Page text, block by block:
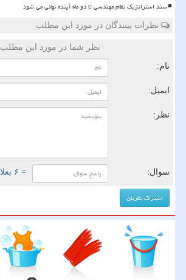
سند استراتژیک نظام مهندسی تا دو ماه آینده نهائی می شود
نظرات بینندگان در مورد این مطلب
نظر شما در مورد این مطلب
نام:
ایمیل:
نظر:
سوال: = ۶ بعلاوه ۳